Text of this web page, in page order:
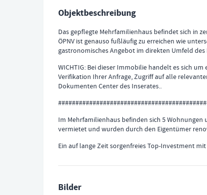
Objektbeschreibung
Das gepflegte Mehrfamilienhaus befindet sich in
ÖPNV ist genauso fußläufig zu erreichen wie
gastronomisches Angebot im direkten Umfeld des
WICHTIG: Bei dieser Immobilie handelt es sich
Verifikation Ihrer Anfrage, Zugriff auf alle
Dokumenten Center des Inserates..
Im Mehrfamilienhaus befinden sich 5
vermietet und wurden durch den Eigentümer
Ein auf lange Zeit sorgenfreies Top-Investment
Bilder